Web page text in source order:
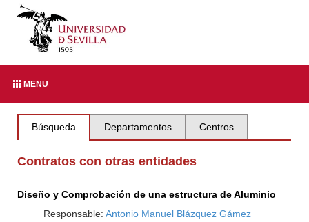
MENU
Búsqueda Departamentos Centros
Contratos con otras entidades
Diseño y Comprobación de una estructura de Aluminio
Responsable: Antonio Manuel Blázquez Gámez